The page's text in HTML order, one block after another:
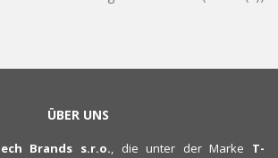
ÜBER UNS
Brands s.r.o., die unter der Marke T-